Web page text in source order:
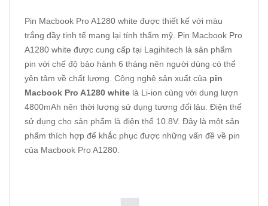
Pin Macbook Pro A1280 white được thiết kế với màu
trắng đầy tinh tế mang lại tính thẩm mỹ. Pin Macbook Pro
A1280 white được cung cấp tại Lagihitech là sản phẩm
pin với chế độ bảo hành 6 tháng nên người dùng có thể
yên tâm về chất lượng. Công nghệ sản xuất của pin
Macbook Pro A1280 white là Li-ion cùng với dung lượn
4800mAh nên thời lượng sử dụng tương đối lâu. Điện thế
sử dụng cho sản phẩm là điện thế 10.8V. Đây là một sản
phẩm thích hợp để khắc phục được những vấn đề về pin
của Macbook Pro A1280.